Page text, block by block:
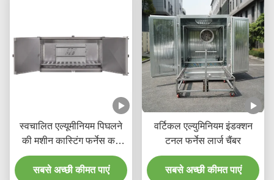
स्वचालित एल्यूमीनियम पिघलने
की मशीन कास्टिंग फर्नेस कम
शोर
सबसे अच्छी कीमत पाएं
वर्टिकल एल्युमिनियम इंडक्शन
टनल फर्नेस लार्ज चैंबर
सबसे अच्छी कीमत पाएं